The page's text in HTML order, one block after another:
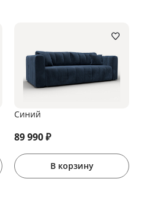
Синий
89 990₽
В корзину